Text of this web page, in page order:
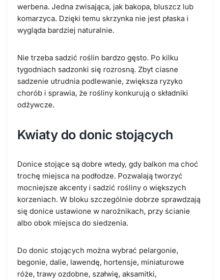
werbena. Jedna zwisająca, jak bakopa, bluszcz lub
komarzyca. Dzięki temu skrzynka nie jest płaska i
wygląda bardziej naturalnie.
Nie trzeba sadzić roślin bardzo gęsto. Po kilku
tygodniach sadzonki się rozrosną. Zbyt ciasne
sadzenie utrudnia podlewanie, zwiększa ryzyko
chorób i sprawia, że rośliny konkurują o składniki
odżywcze.
Kwiaty do donic stojących
Donice stojące są dobre wtedy, gdy balkon ma choć
trochę miejsca na podłodze. Pozwalają tworzyć
mocniejsze akcenty i sadzić rośliny o większych
korzeniach. W bloku szczególnie dobrze sprawdzają
się donice ustawione w narożnikach, przy ścianie
albo obok miejsca do siedzenia.
Do donic stojących można wybrać pelargonie,
begonie, dalie, lawendę, hortensje, miniaturowe
róże, trawy ozdobne, szałwię, aksamitki,